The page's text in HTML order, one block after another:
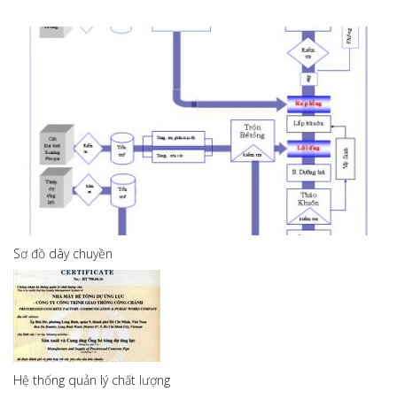
Sơ đồ dây chuyền
Hệ thống quản lý chất lượng